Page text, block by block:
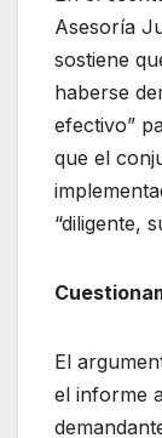
Asesoría
sostiene
haberse
efectivo”
que el
“diligente,
El
el informe